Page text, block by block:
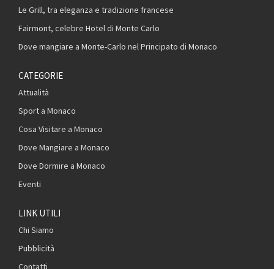
Le Grill, tra eleganza e tradizione francese
Fairmont, celebre Hotel di Monte Carlo
Dove mangiare a Monte-Carlo nel Principato di Monaco
CATEGORIE
Attualità
Sport a Monaco
Cosa Visitare a Monaco
Dove Mangiare a Monaco
Dove Dormire a Monaco
Eventi
LINK UTILI
Chi Siamo
Pubblicità
Contatti